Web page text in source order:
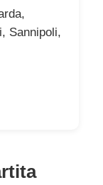
Sannipoli,